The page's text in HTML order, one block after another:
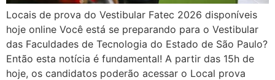
Locais de prova do Vestibular Fatec 2026 disponíveis
hoje online Você está se preparando para o Vestibular
das Faculdades de Tecnologia do Estado de São Paulo?
Então esta notícia é fundamental! A partir das 15h de
hoje, os candidatos poderão acessar o Local prova